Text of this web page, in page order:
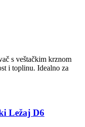
s veštačkim krznom
i toplinu. Idealno za
Ležaj D6